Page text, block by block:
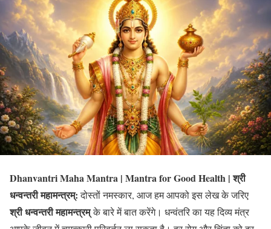
Dhanvantri Maha Mantra | Mantra for Good Health | श्री
धन्वन्तरी महामन्त्रम्:दोस्तों नमस्कार, आज हम आपको इस लेख के जरिए
श्री धन्वन्तरी महामन्त्रम् के बारे में बात करेंगे। धन्वंतरि का यह दिव्य मंत्र